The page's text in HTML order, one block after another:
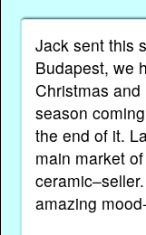
Jack sent this
Budapest, we
Christmas
season
the end of it.
main market
amazing